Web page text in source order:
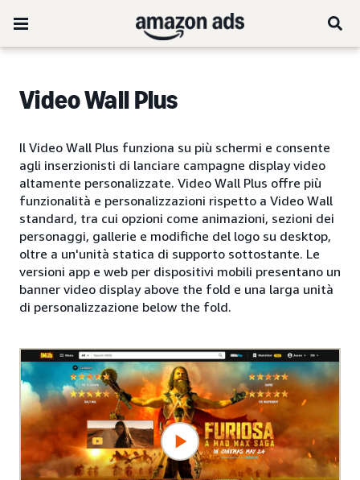
Video Wall Plus
Il Video Wall Plus funziona su più schermi e consente
agli inserzionisti di lanciare campagne display video
altamente personalizzate. Video Wall Plus offre più
funzionalità e personalizzazioni rispetto a Video Wall
standard, tra cui opzioni come animazioni, sezioni dei
personaggi, gallerie e modifiche del logo su desktop,
oltre a un'unità statica di supporto sottostante. Le
versioni app e web per dispositivi mobili presentano un
banner video display above the fold e una larga unità
di personalizzazione below the fold.